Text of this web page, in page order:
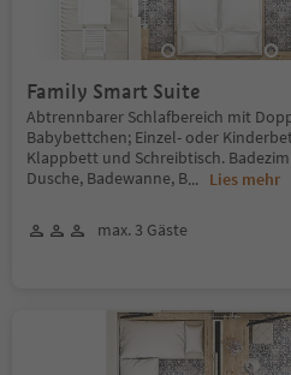
Family Smart Suite
Abtrennbarer Schlafbereich mit
Babybettchen; Einzel- oder
Klappbett und Schreibtisch.
Dusche, Badewanne, B... Lies mehr
max. 3 Gäste